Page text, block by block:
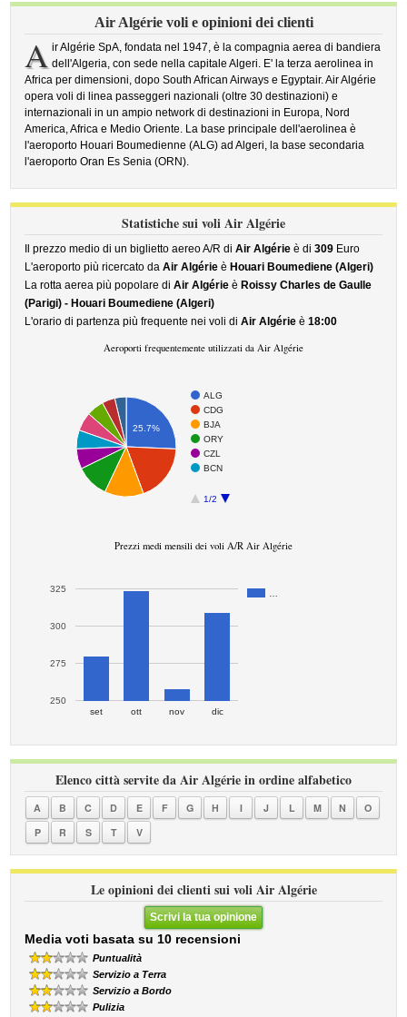
Air Algérie voli e opinioni dei clienti
A ir Algérie SpA, fondata nel 1947, è la compagnia aerea di bandiera
dell'Algeria, con sede nella capitale Algeri. E' la terza aerolinea in
Africa per dimensioni, dopo South African Airways e Egyptair. Air Algérie
opera voli di linea passeggeri nazionali (oltre 30 destinazioni) e
internazionali in un ampio network di destinazioni in Europa, Nord
America, Africa e Medio Oriente. La base principale dell'aerolinea è
l'aeroporto Houari Boumedienne (ALG) ad Algeri, la base secondaria
l'aeroporto Oran Es Senia (ORN).
Statistiche sui voli Air Algérie
Il prezzo medio di un biglietto aereo A/R diAir Algérie è di309 Euro
L'aeroporto più ricercato daAir Algérie è Houari Boumediene (Algeri)
La rotta aerea più popolare diAir Algérie è Roissy Charles de Gaulle
(Parigi) - Houari Boumediene (Algeri)
L'orario di partenza più frequente nei voli diAir Algérie è18:00
Aeroporti frequentemente utilizzati da Air Algérie
ALG
CDG
BJA
ORY
CZL
BCN
1/2
25.7%
Prezzi medi mensili dei voli A/R Air Algérie
set ott nov dic
250
275
300
325
Elenco città servite da Air Algérie in ordine alfabetico
A B C D E F G H I J L M N
O
P
R S T V
Le opinioni dei clienti sui voli Air Algérie
Scrivi la tua opinione
Media voti basata su 10 recensioni
Puntualità
Servizio a Terra
Servizio a Bordo
Pulizia